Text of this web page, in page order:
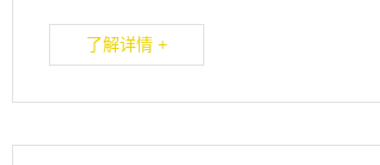
了解详情 +